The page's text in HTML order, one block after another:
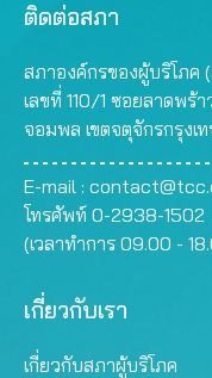
ติดต่อสภา
สภาองค์กรของผู้บริโภค
เลขที่ 110/1 ซอยลาดพร้
จอมพล เขตจตุจักรกรุง
E-mail :
โทรศัพท์ 0-2938-1502
(เวลาทำการ 09.00 -
เกี่ยวกับเรา
เกี่ยวกับสภาผู้บริโภค